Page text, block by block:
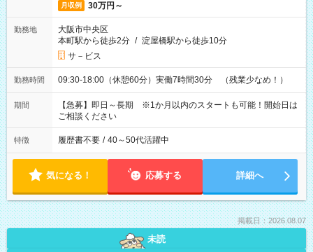
月収例 30万円～
勤務地
大阪市中央区
本町駅から徒歩2分 / 淀屋橋駅から徒歩10分
サ－ビス
勤務時間 09:30-18:00（休憩60分）実働7時間30分 （残業少なめ！）
期間
【急募】即日～長期 ※1か月以内のスタートも可能！開始日は
ご相談ください
特徴 履歴書不要 / 40～50代活躍中
気になる！ 応募する 詳細へ
掲載日：2026.08.07
未読